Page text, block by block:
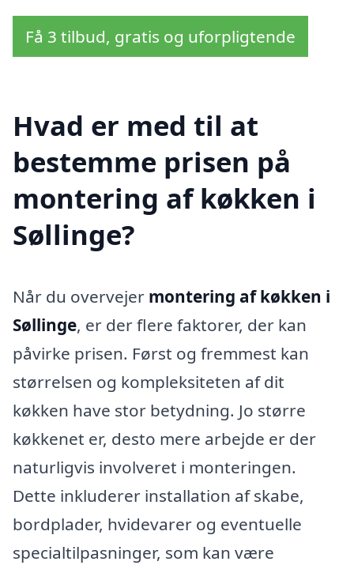
Få 3 tilbud, gratis og uforpligtende
Hvad er med til at
bestemme prisen på
montering af køkken i
Søllinge?
Når du overvejer montering af køkken i
Søllinge, er der flere faktorer, der kan
påvirke prisen. Først og fremmest kan
størrelsen og kompleksiteten af dit
køkken have stor betydning. Jo større
køkkenet er, desto mere arbejde er der
naturligvis involveret i monteringen.
Dette inkluderer installation af skabe,
bordplader, hvidevarer og eventuelle
specialtilpasninger, som kan være